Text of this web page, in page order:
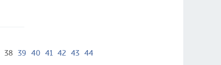
38 39 40 41 42 43 44